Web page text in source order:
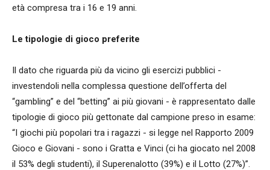
età compresa tra i 16 e 19 anni.
Le tipologie di gioco preferite
Il dato che riguarda più da vicino gli esercizi pubblici -
investendoli nella complessa questione dell’offerta del
“gambling” e del “betting” ai più giovani - è rappresentato dalle
tipologie di gioco più gettonate dal campione preso in esame:
“I giochi più popolari tra i ragazzi - si legge nel Rapporto 2009
Gioco e Giovani - sono i Gratta e Vinci (ci ha giocato nel 2008
il 53% degli studenti), il Superenalotto (39%) e il Lotto (27%)”.